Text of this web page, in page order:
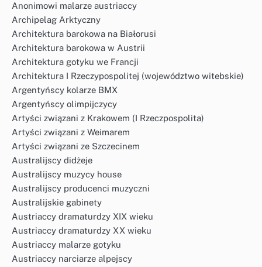
Anonimowi malarze austriaccy
Archipelag Arktyczny
Architektura barokowa na Białorusi
Architektura barokowa w Austrii
Architektura gotyku we Francji
Architektura I Rzeczypospolitej (województwo witebskie)
Argentyńscy kolarze BMX
Argentyńscy olimpijczycy
Artyści związani z Krakowem (I Rzeczpospolita)
Artyści związani z Weimarem
Artyści związani ze Szczecinem
Australijscy didżeje
Australijscy muzycy house
Australijscy producenci muzyczni
Australijskie gabinety
Austriaccy dramaturdzy XIX wieku
Austriaccy dramaturdzy XX wieku
Austriaccy malarze gotyku
Austriaccy narciarze alpejscy